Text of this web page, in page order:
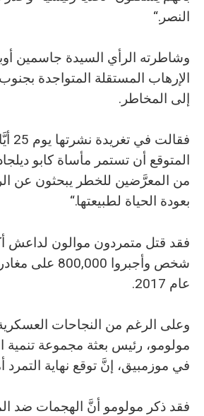
النصر.“
وشاطرته الرأي السيدة جاسمين
الإرهاب المستقلة المتواجدة
إلى المخاطر.
المتوقع أن تستمر مأساة كابو
من المعرَّضين للخطر يبحثون عن
بعودة الحياة لطبيعتها.“
شخص وأجبروا
عام 2017.
وعلى الرغم من النجاحات
مولومو، رئيس بعثة مجموعة تنمية
في موزمبيق، إنَّ توقع نهاية التمرد
فقد ذكر مولومو أنَّ الهجمات ضد